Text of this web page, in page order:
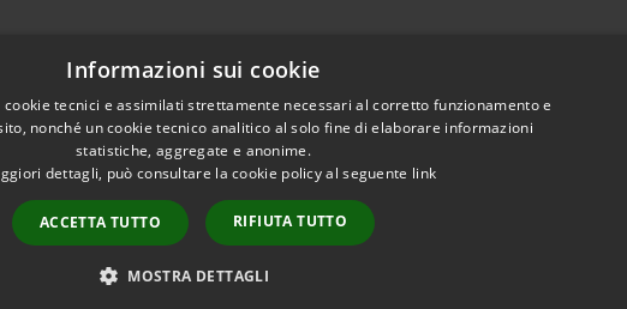
Copyright © 2026 • Comune di Bordano • Powered by
Informazioni sui cookie
cookie tecnici e assimilati strettamente necessari al corretto funzionamento e
nonché un cookie tecnico analitico al solo fine di elaborare informazioni
statistiche, aggregate e anonime.
dettagli, può consultare la cookie policy al seguente link
ACCETTA TUTTO RIFIUTA TUTTO
MOSTRA DETTAGLI